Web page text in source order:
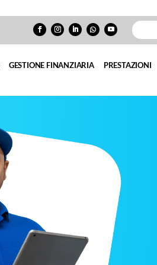
GESTIONE FINANZIARIA PRESTAZIONI